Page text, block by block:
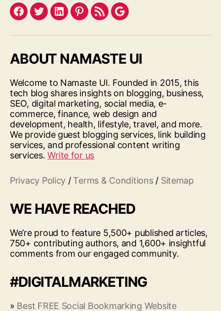
Facebook
TwitterLinkedInPinterest
FeedGoogle
ABOUT NAMASTE UI
Welcome to Namaste UI. Founded in 2015, this
tech blog shares insights on blogging, business,
SEO, digital marketing, social media, e-
commerce, finance, web design and
development, health, lifestyle, travel, and more.
We provide guest blogging services, link building
services, and professional content writing
services.Write for us
Privacy Policy / Terms & Conditions/ Sitemap
WE HAVE REACHED
We’re proud to feature 5,500+ published articles,
750+ contributing authors, and 1,600+ insightful
comments from our engaged community.
#DIGITALMARKETING
» Best FREE Social Bookmarking Website